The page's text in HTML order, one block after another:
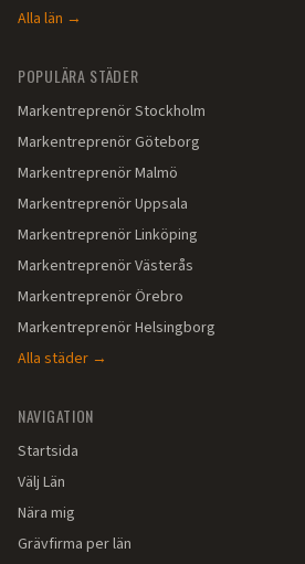
Alla län →
POPULÄRA STÄDER
MarkentreprenörStockholm
MarkentreprenörGöteborg
MarkentreprenörMalmö
MarkentreprenörUppsala
MarkentreprenörLinköping
MarkentreprenörVästerås
MarkentreprenörÖrebro
MarkentreprenörHelsingborg
Alla städer →
NAVIGATION
Startsida
Välj Län
Nära mig
Grävfirma per län